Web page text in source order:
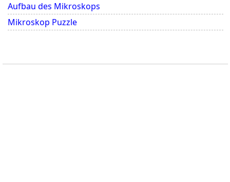
Aufbau des Mikroskops
Mikroskop Puzzle